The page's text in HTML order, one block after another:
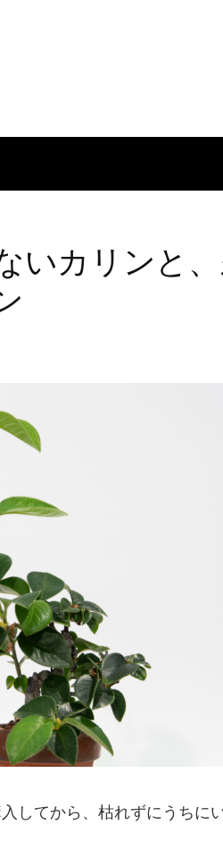
いカリンと
してから、枯れずにうちに